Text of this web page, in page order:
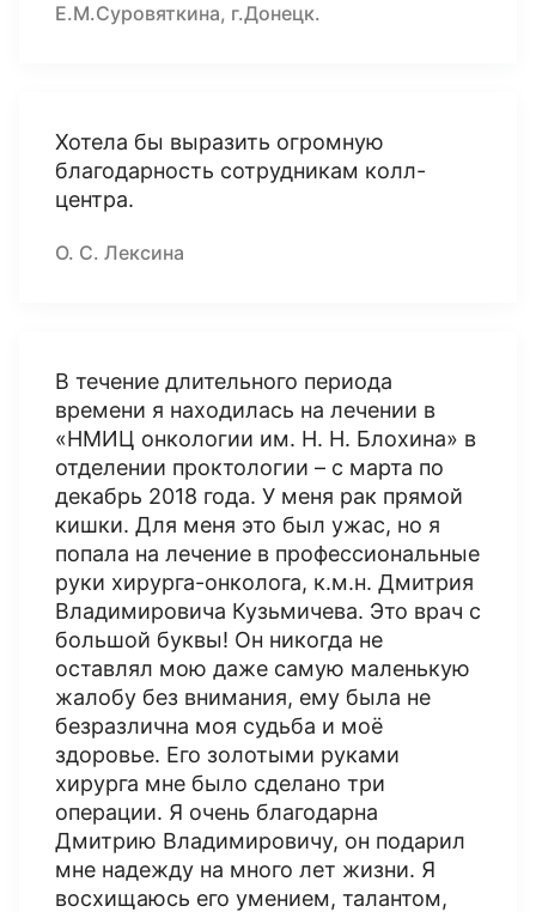
Е.М.Суровяткина, г.Донецк.
Хотела бы выразить огромную
благодарность сотрудникам колл-
центра.
О. С. Лексина
В течение длительного периода
времени я находилась на лечении в
«НМИЦ онкологии им. Н. Н. Блохина» в
отделении проктологии – с марта по
декабрь 2018 года. У меня рак прямой
кишки. Для меня это был ужас, но я
попала на лечение в профессиональные
руки хирурга-онколога, к.м.н. Дмитрия
Владимировича Кузьмичева. Это врач с
большой буквы! Он никогда не
оставлял мою даже самую маленькую
жалобу без внимания, ему была не
безразлична моя судьба и моё
здоровье. Его золотыми руками
хирурга мне было сделано три
операции. Я очень благодарна
Дмитрию Владимировичу, он подарил
мне надежду на много лет жизни. Я
восхищаюсь его умением, талантом,